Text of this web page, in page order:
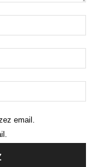
email.